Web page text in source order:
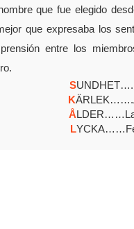
que fue elegido
que expresaba los
entre los
S
K
Å
L